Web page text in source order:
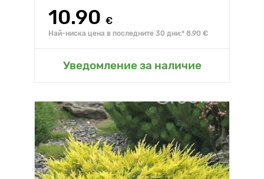
10.90 €
Най-ниска цена в последните 30 дни:* 8.90 €
Уведомление за наличие